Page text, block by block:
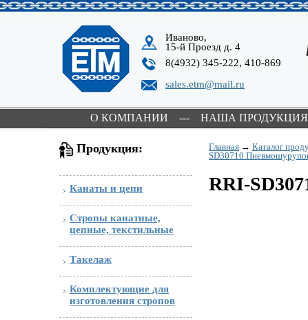
Иваново,
15-й Проезд д. 4
8(4932) 345-222, 410-869
sales.etm@mail.ru
О КОМПАНИИ --- НАША ПРОДУКЦИЯ
Продукция:
Канаты и цепи
Стропы канатные,
цепные, текстильные
Такелаж
Комплектующие для
изготовления стропов
Главная → Каталог
SD30710
RRI-